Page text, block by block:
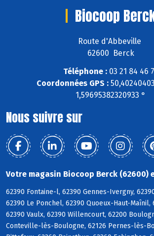
Biocoop
Route d'Abbeville
62600 Berck
Téléphone :03 21 84 46
Coordonnées GPS :
1,59695382320933 °
Nous suivre sur
Votre magasin Biocoop Berck (62600)
62390 Fontaine-l, 62390 Gennes-Ivergny,
62390 Le Ponchel, 62390 Quoeux-Haut-Maînil,
62390 Vaulx, 62390 Willencourt, 62200
Conteville-lès-Boulogne, 62126 Pernes-lès-